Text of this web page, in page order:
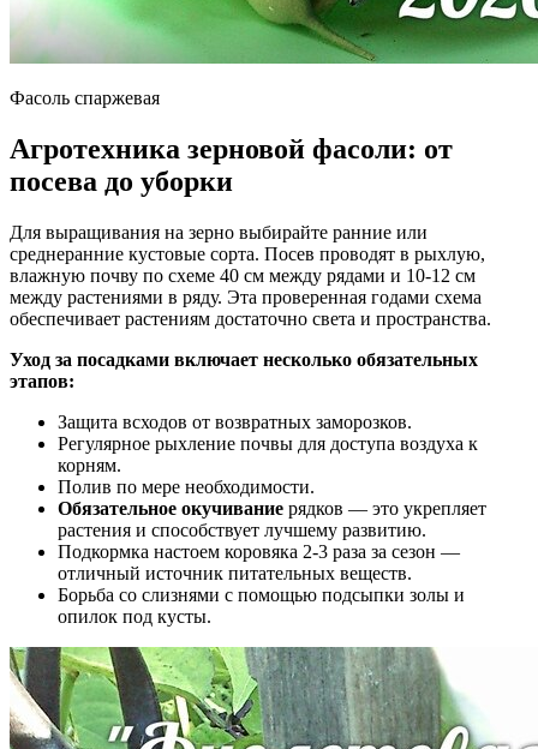
Фасоль спаржевая
Агротехника зерновой фасоли: от
посева до уборки
Для выращивания на зерно выбирайте ранние или
среднеранние кустовые сорта. Посев проводят в рыхлую,
влажную почву по схеме 40 см между рядами и 10-12 см
между растениями в ряду. Эта проверенная годами схема
обеспечивает растениям достаточно света и пространства.
Уход за посадками включает несколько обязательных
этапов:
Защита всходов от возвратных заморозков.
Регулярное рыхление почвы для доступа воздуха к
корням.
Полив по мере необходимости.
Обязательное окучивание рядков — это укрепляет
растения и способствует лучшему развитию.
Подкормка настоем коровяка 2-3 раза за сезон —
отличный источник питательных веществ.
Борьба со слизнями с помощью подсыпки золы и
опилок под кусты.